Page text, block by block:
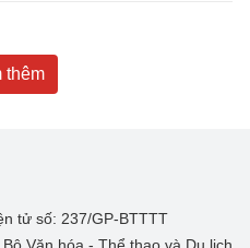
thêm
tử số: 237/GP-BTTTT
Văn hóa - Thể thao và Du lịch